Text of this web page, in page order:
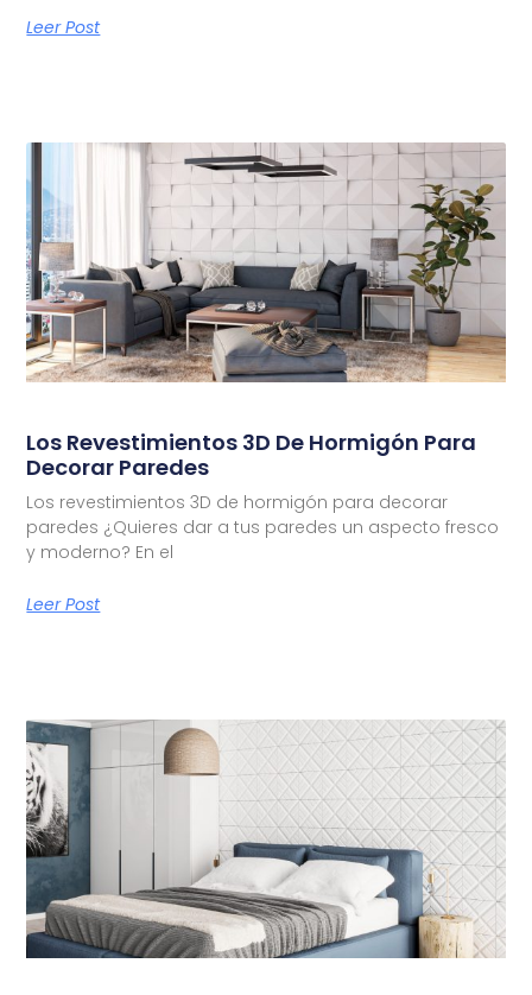
Leer Post
Los Revestimientos 3D De Hormigón Para
Decorar Paredes
Los revestimientos 3D de hormigón para decorar
paredes ¿Quieres dar a tus paredes un aspecto fresco
y moderno? En el
Leer Post